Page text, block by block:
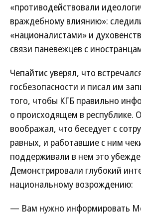
«противодействовали
враждебному влиянию»:
«националистами» и
связи паневежцев с
Чепайтис уверял, что
госбезопасности и писал им
того, чтобы КГБ правильно
о происходящем в республике.
воображал, что беседует с
равных, и работавшие с ним
поддерживали в нем это
Демонстрировали глубокий
национальному возрождению:
— Вам нужно информировать